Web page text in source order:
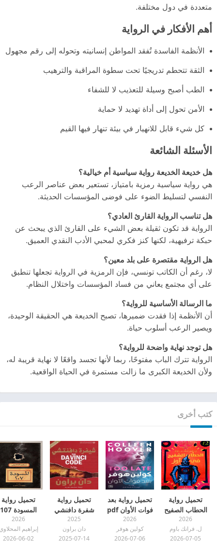
متعددة في دول مختلفة.
أهم الأفكار في الرواية
الأنظمة الفاسدة تُفقد المواطن إنسانيته وتحوله إلى رقم مجهول
الثقة تتحطم تدريجيًا تحت سطوة المراقبة والترهيب
الطب أصبح وسيلة للتعذيب لا للشفاء
الأمن تحول إلى أداة تهديد لا حماية
كل شيء قابل للانهيار في بيئة تنهار فيها القيم
الأسئلة الشائعة
هل خديعة الخديعة رواية سياسية أم خيالية؟
هي رواية سياسية رمزية بامتياز، تستعير بعض عناصر الرعب
النفسي لتسليط الضوء على فوضى المؤسسات الحديثة.
هل تناسب الرواية القارئ العادي؟
الرواية قد تكون ثقيلة بعض الشيء على القارئ الذي يبحث عن
حبكة ترفيهية، لكنها كنز فكري لمحبي الأدب النقدي العميق.
هل الرواية مقتصرة على بلد معين؟
لا، رغم أن الكاتب تونسي، فإن الرمزية في الرواية تجعلها تنطبق
على أي مجتمع يعاني من فساد المؤسسات واختلال النظام.
ما الرسالة الأساسية للرواية؟
أن الأنظمة إذا فقدت ضميرها، تصبح الخديعة هي الحقيقة الوحيدة،
ويصير الرعب أسلوب حياة.
هل توجد نهاية واضحة للرواية؟
الرواية تترك الباب مفتوحًا، ربما لأنها تجسد واقعًا لا نهاية قريبة له،
ولأن الخديعة الكبرى ما زالت مستمرة في الحياة الواقعية.
كتب أخرى
تحميل رواية
الحطاب الصفيح
في أوز pdf
2026
ل. فرانك باوم
2026-07-05
تحميل رواية بعد
فوات الأوان pdf
2026
كولين هوفر
2026-07-06
تحميل رواية
شفرة دافنشي
pdf
2025
دان براون
2025-07-14
تحميل رواية
المسودة 107
pdf
2026
إبراهيم
2026-06-02